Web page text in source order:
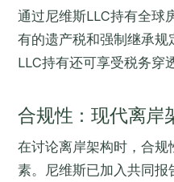
通过尼维斯LLC持有全球
有的遗产税和强制继承
LLC持有还可享受税务穿
合规性：现代离岸
在讨论离岸架构时，合
素。尼维斯已加入共同报